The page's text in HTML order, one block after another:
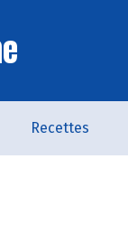
Recettes